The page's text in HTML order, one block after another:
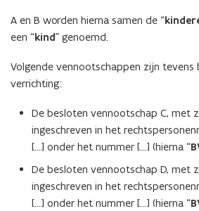
A en B worden hierna samen de “
een “kind” genoemd.
Volgende vennootschappen zijn tevens
verrichting:
De besloten vennootschap C, met
ingeschreven in het
[…] onder het nummer […] (hierna “
De besloten vennootschap D, met
ingeschreven in het
[…] onder het nummer […] (hierna “